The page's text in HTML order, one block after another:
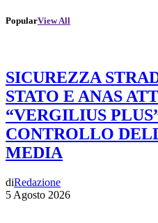
PopularView All
SICUREZZA
STATO E ANAS
“VERGILIUS
CONTROLLO
MEDIA
diRedazione
5 Agosto 2026